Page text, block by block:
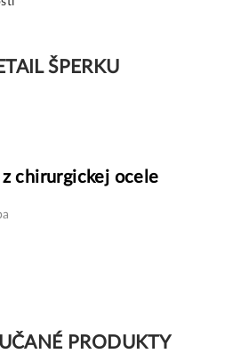
ŠPERKU
z chirurgickej ocele
PRODUKTY